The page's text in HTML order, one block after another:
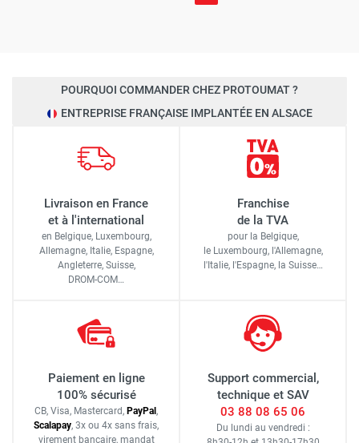
POURQUOI COMMANDER CHEZ PROTOUMAT ?
ENTREPRISE FRANÇAISE IMPLANTÉE EN ALSACE
Livraison en France
et à l'international
en Belgique, Luxembourg,
Allemagne, Italie, Espagne,
Angleterre, Suisse,
DROM-COM…
Franchise
de la TVA
pour la Belgique,
le Luxembourg, l'Allemagne,
l'Italie, l'Espagne, la Suisse…
Paiement en ligne
100% sécurisé
CB, Visa, Mastercard, PayPal ,
Scalapay, 3x ou 4x sans frais,
virement bancaire, mandat
Support commercial,
technique et SAV
03 88 08 65 06
Du lundi au vendredi :